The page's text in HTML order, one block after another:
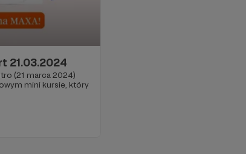
21.03.2024
(21 marca 2024)
mini kursie, który